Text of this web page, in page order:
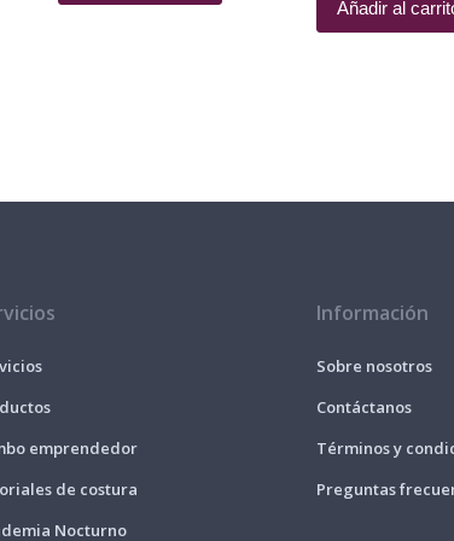
Añadir al
emprendedor
de costura
Nocturno
Información
Sobre nosotros
Contáctanos
Términos y
Preguntas